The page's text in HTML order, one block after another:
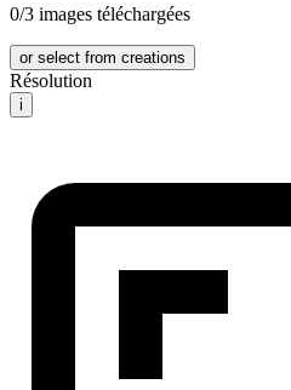
0/3 images téléchargées
or select from creations
Résolution
i